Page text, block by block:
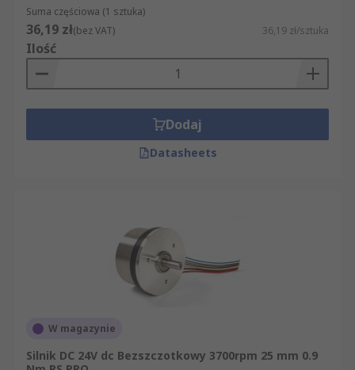
Suma częściowa (1 sztuka)
36,19 zł(bez VAT) 36,19 zł/sztuka
Ilość
Dodaj
Datasheets
W magazynie
Silnik DC 24V dc Bezszczotkowy 3700rpm 25 mm 0.9